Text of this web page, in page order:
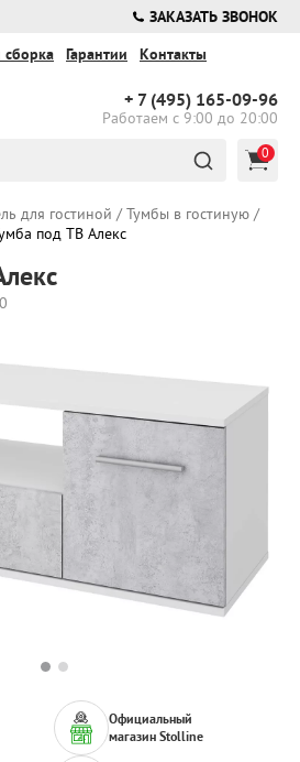
×
ЗАКАЗАТЬ ЗВОНОК
+ 7 (495) 165-09-96
Работаем с 9:00 до 20:00
сборка Гарантии Контакты
0
для гостиной /Тумбы в гостиную /
под ТВ Алекс
Официальный
магазин Stolline